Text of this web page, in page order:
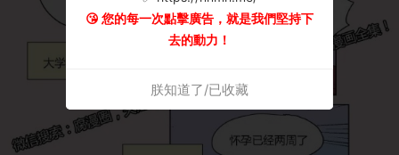
😘 您的每一次點擊廣告，就是我們堅持下
去的動力！
朕知道了/已收藏